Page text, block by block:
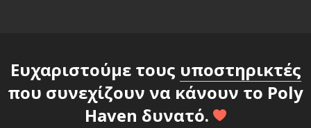
Ευχαριστούμε τους υποστηρικτές
που συνεχίζουν να κάνουν το Poly
Haven δυνατό.